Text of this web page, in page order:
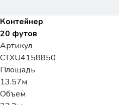
Контейнер
20 футов
Артикул
CTXU4158850
Площадь
13.57м
Объем